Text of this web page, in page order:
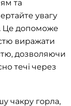
та
увагу
Це допоможе
виражати
дозволяючи
течі через
чакру горла,